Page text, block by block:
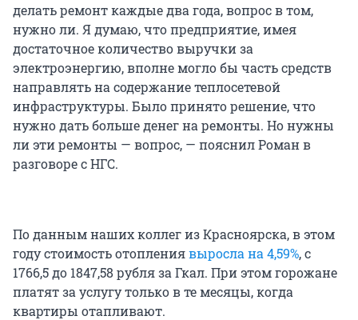
делать ремонт каждые два года, вопрос в том,
нужно ли. Я думаю, что предприятие, имея
достаточное количество выручки за
электроэнергию, вполне могло бы часть средств
направлять на содержание теплосетевой
инфраструктуры. Было принято решение, что
нужно дать больше денег на ремонты. Но нужны
ли эти ремонты — вопрос, — пояснил Роман в
разговоре с НГС.
По данным наших коллег из Красноярска, в этом
году стоимость отоплениявыросла на 4,59%, с
1766,5 до 1847,58 рубля за Гкал. При этом горожане
платят за услугу только в те месяцы, когда
квартиры отапливают.